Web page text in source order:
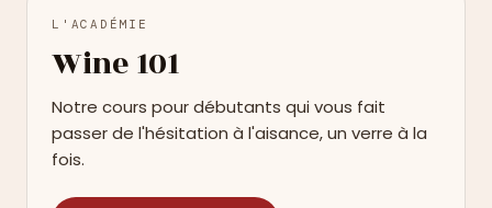
L'ACADÉMIE
Wine 101
Notre cours pour débutants qui vous fait
passer de l'hésitation à l'aisance, un verre à la
fois.